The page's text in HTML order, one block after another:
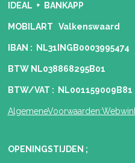
IDEAL + BANKAPP
MOBILART Valkenswaard
IBAN : NL31INGB0003995474
BTW NL038868295B01
BTW/VAT : NL001159009B81
OPENINGSTIJDEN ;